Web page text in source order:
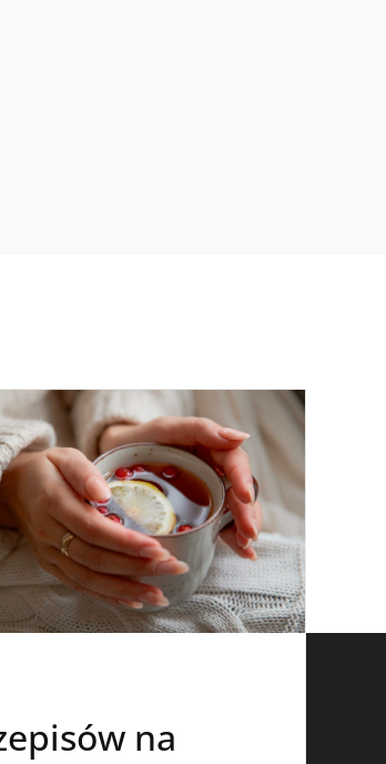
na